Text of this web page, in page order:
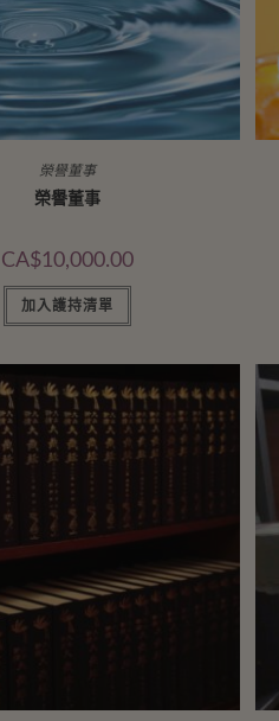
榮譽董事
榮譽董事
CA$10,000.00
加入護持清單